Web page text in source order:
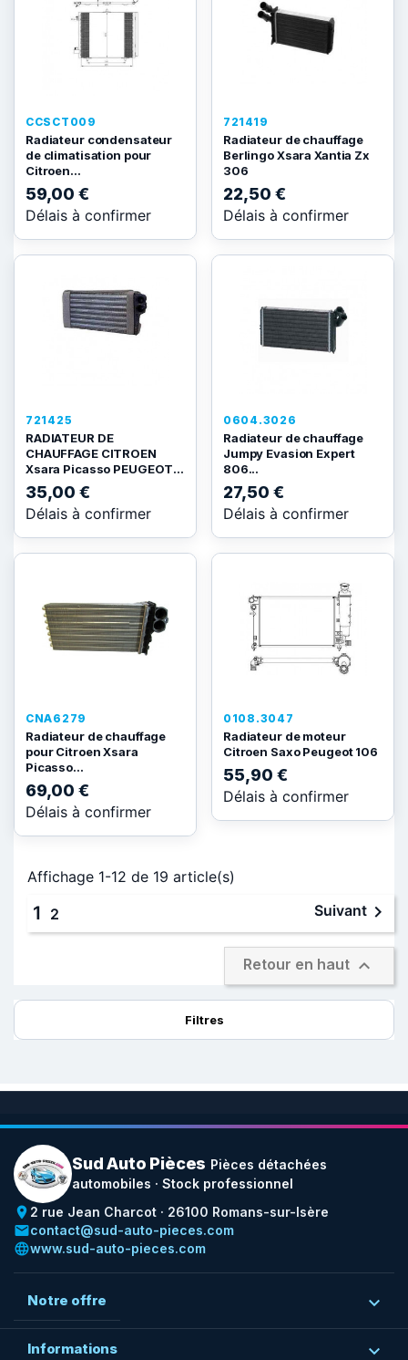
CCSCT009
Radiateur condensateur
de climatisation pour
Citroen...
59,00 €
Délais à confirmer
721419
Radiateur de chauffage
Berlingo Xsara Xantia Zx
306
22,50 €
Délais à confirmer
721425
RADIATEUR DE
CHAUFFAGE CITROEN
Xsara Picasso PEUGEOT...
35,00 €
Délais à confirmer
0604.3026
Radiateur de chauffage
Jumpy Evasion Expert
806...
27,50 €
Délais à confirmer
CNA6279
Radiateur de chauffage
pour Citroen Xsara
Picasso...
69,00 €
Délais à confirmer
0108.3047
Radiateur de moteur
Citroen Saxo Peugeot 106
55,90 €
Délais à confirmer
Affichage 1-12 de 19 article(s)
1 2 Suivant 
Retour en haut 
Filtres
Sud Auto Pièces Pièces détachées
automobiles · Stock professionnel
place 2 rue Jean Charcot · 26100 Romans-sur-Isère
emailcontact@sud-auto-pieces.com
languagewww.sud-auto-pieces.com
Notre offre 
Informations 